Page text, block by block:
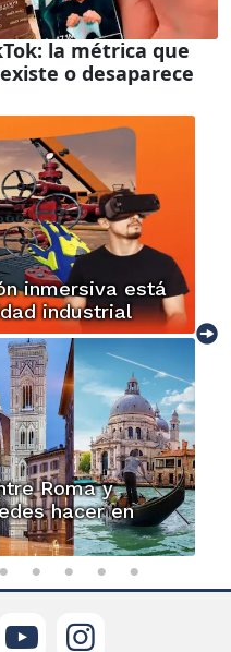
la métrica que
o desaparece
inmersiva está
industrial
Roma y
hacer en